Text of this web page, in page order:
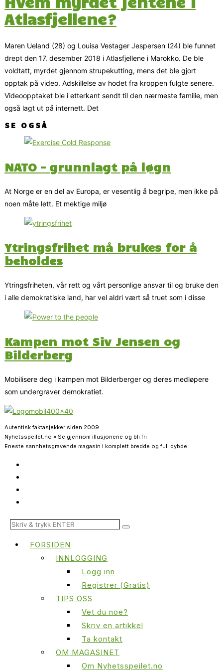
Atlasfjellene?
Maren Ueland (28) og Louisa Vestager Jespersen (24) ble funnet
drept den 17. desember 2018 i Atlasfjellene i Marokko. De ble
voldtatt, myrdet gjennom strupekutting, mens det ble gjort
opptak på video. Adskillelse av hodet fra kroppen fulgte senere.
Videoopptaket ble i etterkant sendt til den nærmeste familie, men
også lagt ut på internett. Det
SE OGSÅ
NATO – grunnlagt på løgn
At Norge er en del av Europa, er vesentlig å begripe, men ikke på
noen måte lett. Et mektige miljø
Ytringsfrihet må brukes for å
beholdes
Ytringsfriheten, vår rett og vårt personlige ansvar til og bruke den
i alle demokratiske land, har vel aldri vært så truet som i disse
Kampen mot Siv Jensen og
Bilderberg
Mobilisere deg i kampen mot Bilderberger og deres medløpere
som undergraver demokratiet.
Autentisk faktasjekker siden 2009
Nyhetsspeilet.no » Se gjennom illusjonene og bli fri
Eneste sannhetsgravende magasin i komplett bredde og full dybde
FORSIDEN
INNLOGGING
Logg inn
Registrer (Gratis)
TIPS OSS
Vet du noe?
Skriv en artikkel
Ta kontakt
OM MAGASINET
Om Nyhetsspeilet.no